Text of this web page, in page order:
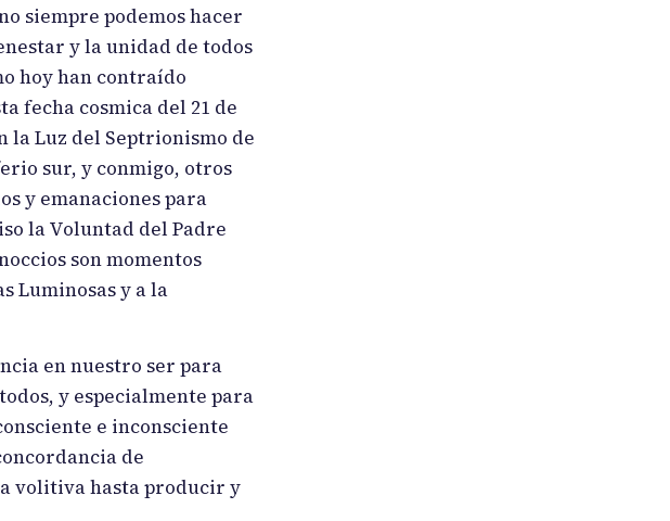
siempre podemos hacer
y la unidad de todos
hoy han contraído
fecha cosmica del 21 de
la Luz del Septrionismo de
sur, y conmigo, otros
y emanaciones para
la Voluntad del Padre
son momentos
Luminosas y a la
en nuestro ser para
y especialmente para
e inconsciente
de
volitiva hasta producir y